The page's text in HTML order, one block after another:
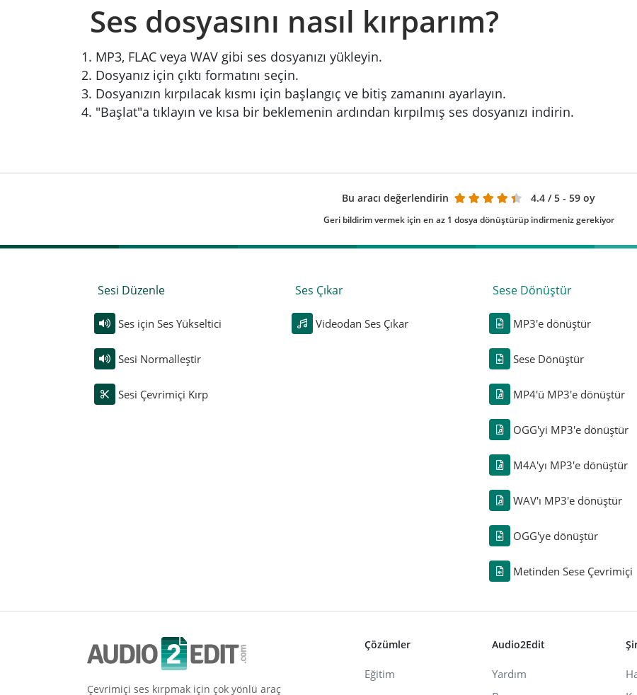
Ses dosyasını nasıl kırparım?
MP3, FLAC veya WAV gibi ses dosyanızı yükleyin.
Dosyanız için çıktı formatını seçin.
Dosyanızın kırpılacak kısmı için başlangıç ve bitiş zamanını ayarlayın.
"Başlat"a tıklayın ve kısa bir beklemenin ardından kırpılmış ses dosyanızı indirin.
Bu aracı değerlendirin 4.4 / 5 - 59 oy
Geri bildirim vermek için en az 1 dosya dönüştürüp indirmeniz gerekiyor
Sesi Düzenle
Ses için Ses Yükseltici
Sesi Normalleştir
Sesi Çevrimiçi Kırp
Ses Çıkar
Videodan Ses Çıkar
Sese Dönüştür
MP3'e dönüştür
Sese Dönüştür
MP4'ü MP3'e dönüştür
OGG'yi MP3'e dönüştür
M4A'yı MP3'e dönüştür
WAV'ı MP3'e dönüştür
OGG'ye dönüştür
Metinden Sese Çevrimiçi
Çevrimiçi ses kırpmak için çok yönlü araç
Çözümler
Eğitim
Audio2Edit
Yardım